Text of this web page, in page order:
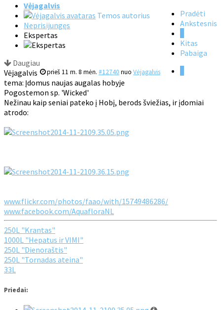
Pradėti
Ankstesnis
Kitas
Pabaiga
Vėjagalvis
Temos autorius
Neprisijungęs
Ekspertas
Daugiau
prieš 11 m. 8 mėn. #12740 nuo Vėjagalvis
Vėjagalvis
tema: Įdomus naujas augalas hobyje
Pogostemon sp. 'Wicked'
Nežinau kaip seniai pateko į Hobį, berods šviežias, ir įdomiai
atrodo:
www.flickr.com/photos/faao/with/15749486286/
www.facebook.com/AquafloraNL
250L "Krantas"
1000L "Hepatus ir VIMI"
250L "Dienoraštis"
250L "Tornadas ateina"
33L
Priedai: